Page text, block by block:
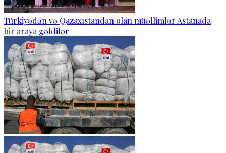
Türkiyədən və Qazaxıstandan olan müəllimlər Astanada
bir araya gəldilər